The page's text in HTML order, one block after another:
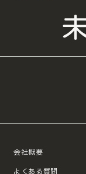
会社概要
よくある質問